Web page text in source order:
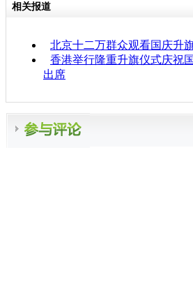
相关报道
北京十二万群众观看国庆升
香港举行隆重升旗仪式庆祝
出席